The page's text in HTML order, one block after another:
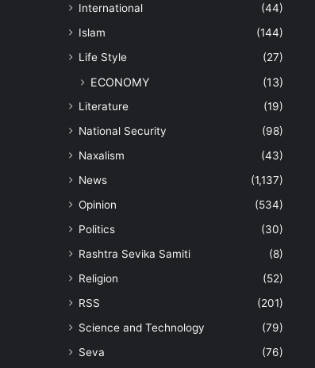
International
(44)
Islam
(144)
Life Style
(27)
ECONOMY (13)
Literature
(19)
National Security
(98)
Naxalism
(43)
News
(1,137)
Opinion
(534)
Politics
(30)
Rashtra Sevika Samiti
(8)
Religion
(52)
RSS
(201)
Science and Technology
(79)
Seva
(76)